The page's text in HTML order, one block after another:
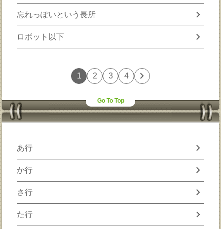
忘れっぽいという長所 chevron_right
ロボット以下 chevron_right
1 2 3 4 chevron_right
Go To Top
あ行 chevron_right
か行 chevron_right
さ行 chevron_right
た行 chevron_right